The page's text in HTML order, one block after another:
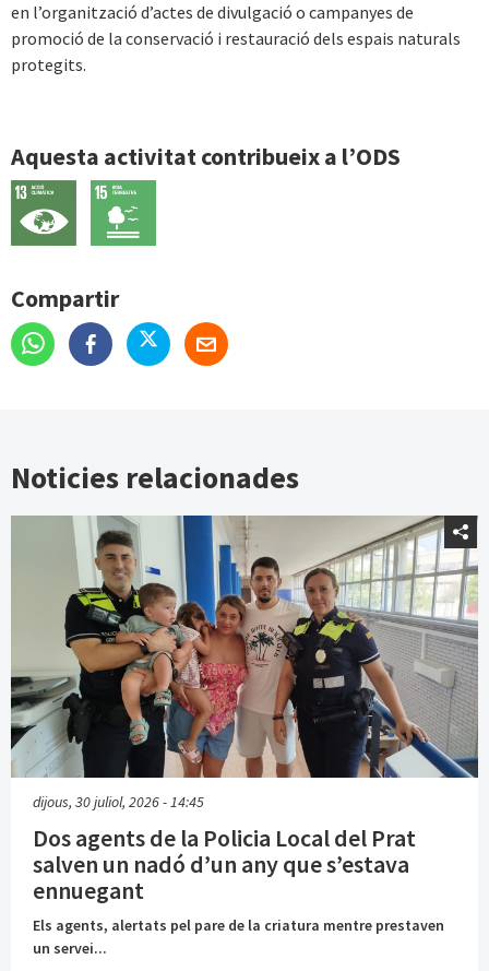
en l’organització d’actes de divulgació o campanyes de
promoció de la conservació i restauració dels espais naturals
protegits.
Aquesta activitat contribueix a l’ODS
Compartir
Noticies relacionades
dijous, 30 juliol, 2026 - 14:45
Dos agents de la Policia Local del Prat
salven un nadó d’un any que s’estava
ennuegant
Els agents, alertats pel pare de la criatura mentre prestaven
un servei...